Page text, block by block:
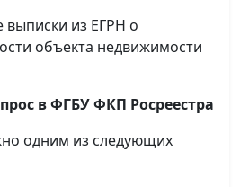
выписки из ЕГРН о
объекта недвижимости
в ФГБУ ФКП Росреестра
одним из следующих